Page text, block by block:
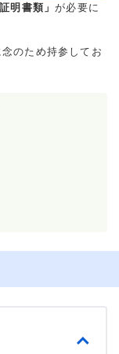
証明書類」が必要に
のため持参してお